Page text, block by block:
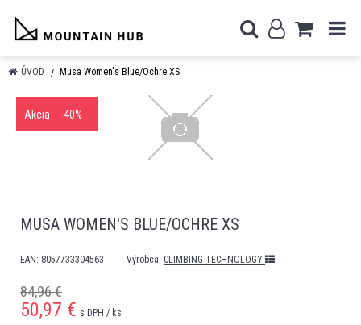
ÚVOD Musa Women's Blue/Ochre XS
Akcia -40%
MUSA WOMEN'S BLUE/OCHRE XS
EAN: 8057733304563 Výrobca: CLIMBING TECHNOLOGY
84,96 €
50,97 € s DPH / ks